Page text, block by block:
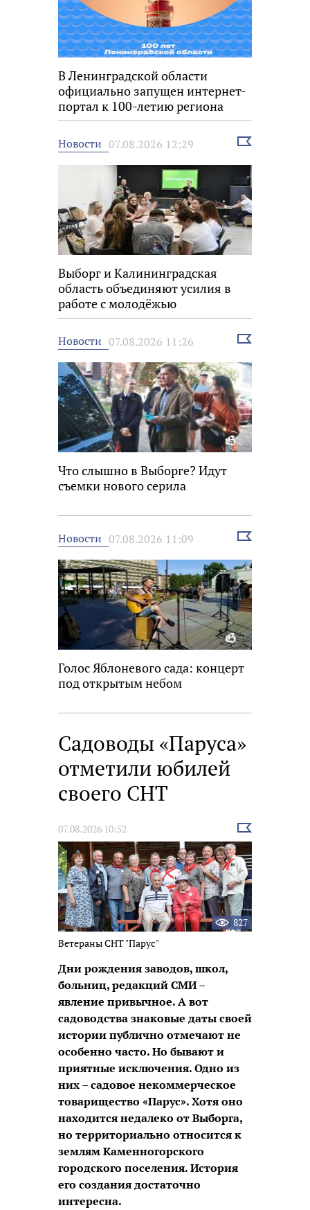
В Ленинградской области
официально запущен интернет-
портал к 100-летию региона
Новости 07.08.2026 12:29
Выбрать
Выборг и Калининградская
область объединяют усилия в
работе с молодёжью
Новости 07.08.2026 11:26
Выбрать
Что слышно в Выборге? Идут
съемки нового серила
Новости 07.08.2026 11:09
Выбрать
Голос Яблоневого сада: концерт
под открытым небом
Садоводы «Паруса»
отметили юбилей
своего СНТ
07.08.2026 10:52
Выбрать
новость
827
Ветераны СНТ "Парус"
Дни рождения заводов, школ,
больниц, редакций СМИ –
явление привычное. А вот
садоводства знаковые даты своей
истории публично отмечают не
особенно часто. Но бывают и
приятные исключения. Одно из
них – садовое некоммерческое
товарищество «Парус». Хотя оно
находится недалеко от Выборга,
но территориально относится к
землям Каменногорского
городского поселения. История
его создания достаточно
интересна.